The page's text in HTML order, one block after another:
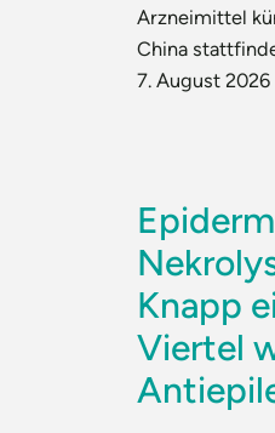
Arzneimittel
China
7. August 2026
Knapp
Viertel